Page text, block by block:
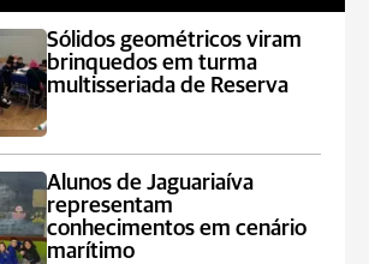
Sólidos geométricos viram
brinquedos em turma
multisseriada de Reserva
Alunos de Jaguariaíva
representam
conhecimentos em cenário
marítimo